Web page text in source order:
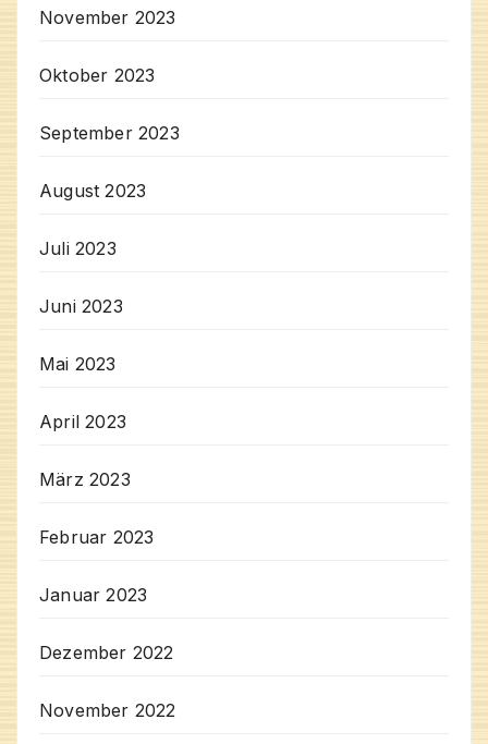
November 2023
Oktober 2023
September 2023
August 2023
Juli 2023
Juni 2023
Mai 2023
April 2023
März 2023
Februar 2023
Januar 2023
Dezember 2022
November 2022